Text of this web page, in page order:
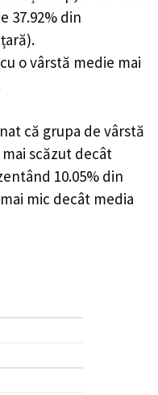
37.92% din
o vârstă medie mai
că grupa de vârstă
mai scăzut decât
10.05% din
mic decât media